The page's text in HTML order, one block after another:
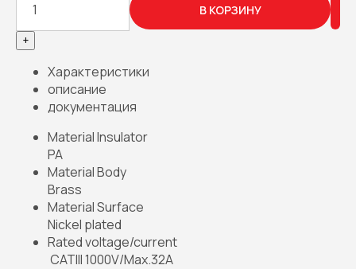
+
В КОРЗИНУ
Характеристики
описание
документация
Material Insulator
PA
Material Body
Brass
Material Surface
Nickel plated
Rated voltage/current
CATIII 1000V/Max.32A